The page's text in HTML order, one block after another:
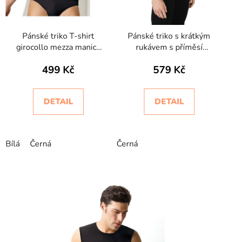
Pánské triko T-shirt
girocollo mezza manica
499 Kč
DETAIL
Bílá Černá
Pánské triko s krátkým
rukávem s příměsí
579 Kč
DETAIL
Černá